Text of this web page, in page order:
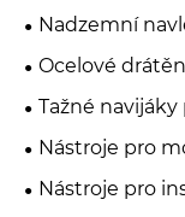
Nadzemní
Ocelové
Tažné
Nástroje pro
Nástroje pro